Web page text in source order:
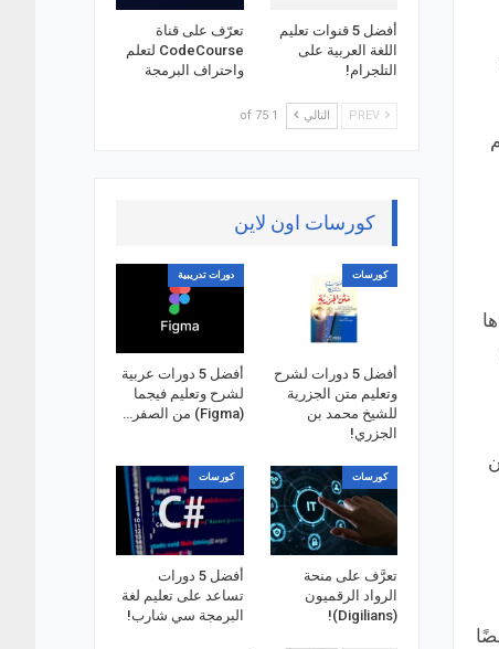
أفضل 5 قنوات تعليم
اللغة العربية على
التلجرام!
تعرّف على قناة
CodeCourse لتعلم
واحتراف البرمجة
التالي 1 of 75
كورسات اون لاين
كورسات
أفضل 5 دورات لشرح
وتعليم متن الجزرية
للشيخ محمد بن
الجزري!
دورات تدريبية
أفضل 5 دورات عربية
لشرح وتعليم فيجما
(Figma) من الصفر…
كورسات
تعرَّف على منحة
الرواد الرقميون
(Digilians)!
كورسات
أفضل 5 دورات
تساعد على تعليم لغة
البرمجة سي شارب!